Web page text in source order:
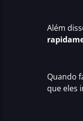
Além
Quando
que eles